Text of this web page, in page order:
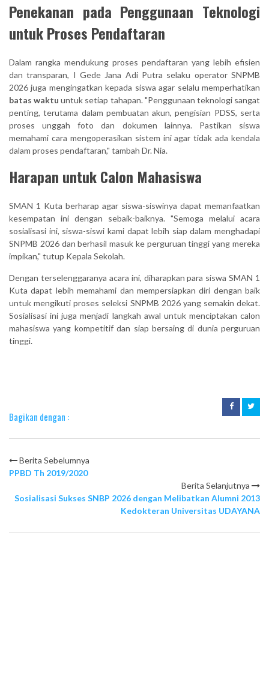
Penekanan pada Penggunaan Teknologi
untuk Proses Pendaftaran
Dalam rangka mendukung proses pendaftaran yang lebih efisien
dan transparan, I Gede Jana Adi Putra selaku operator SNPMB
2026 juga mengingatkan kepada siswa agar selalu memperhatikan
batas waktu untuk setiap tahapan. "Penggunaan teknologi sangat
penting, terutama dalam pembuatan akun, pengisian PDSS, serta
proses unggah foto dan dokumen lainnya. Pastikan siswa
memahami cara mengoperasikan sistem ini agar tidak ada kendala
dalam proses pendaftaran," tambah Dr. Nia.
Harapan untuk Calon Mahasiswa
SMAN 1 Kuta berharap agar siswa-siswinya dapat memanfaatkan
kesempatan ini dengan sebaik-baiknya. "Semoga melalui acara
sosialisasi ini, siswa-siswi kami dapat lebih siap dalam menghadapi
SNPMB 2026 dan berhasil masuk ke perguruan tinggi yang mereka
impikan," tutup Kepala Sekolah.
Dengan terselenggaranya acara ini, diharapkan para siswa SMAN 1
Kuta dapat lebih memahami dan mempersiapkan diri dengan baik
untuk mengikuti proses seleksi SNPMB 2026 yang semakin dekat.
Sosialisasi ini juga menjadi langkah awal untuk menciptakan calon
mahasiswa yang kompetitif dan siap bersaing di dunia perguruan
tinggi.
Bagikan dengan :
Berita Sebelumnya
PPBD Th 2019/2020
Berita Selanjutnya
Sosialisasi Sukses SNBP 2026 dengan Melibatkan Alumni 2013
Kedokteran Universitas UDAYANA